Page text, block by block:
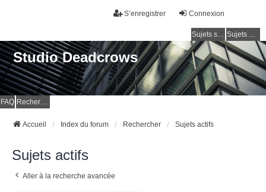
Connexion
S’enregistrer
Sujets sans réponse Sujets actifs
Studio Deadcrows
FAQ Rechercher
Accueil Index du forum Rechercher Sujets actifs
Sujets actifs
Aller à la recherche avancée